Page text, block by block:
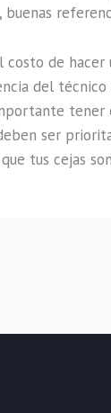
buenas
costo de
del
tener
ser
que tus cejas